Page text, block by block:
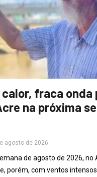
fraca onda
na próxima
agosto de 2026
de agosto de 2026, no
porém, com ventos